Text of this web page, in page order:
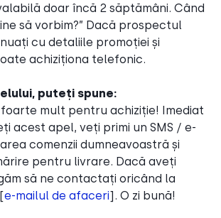
doar încă 2 săptămâni. Când
să vorbim?” Dacă prospectul
cu detaliile promoției și
achiziționa telefonic.
puteți spune:
foarte mult pentru achiziție! Imediat
acest apel, veți primi un SMS / e-
comenzii dumneavoastră și
pentru livrare. Dacă aveți
să ne contactați oricând la
e-mailul de afaceri]. O zi bună!